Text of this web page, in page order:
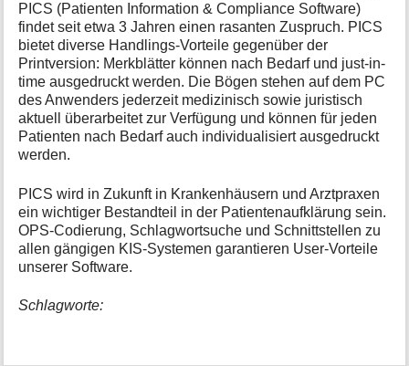
PICS (Patienten Information & Compliance Software)
findet seit etwa 3 Jahren einen rasanten Zuspruch. PICS
bietet diverse Handlings-Vorteile gegenüber der
Printversion: Merkblätter können nach Bedarf und just-in-
time ausgedruckt werden. Die Bögen stehen auf dem PC
des Anwenders jederzeit medizinisch sowie juristisch
aktuell überarbeitet zur Verfügung und können für jeden
Patienten nach Bedarf auch individualisiert ausgedruckt
werden.
PICS wird in Zukunft in Krankenhäusern und Arztpraxen
ein wichtiger Bestandteil in der Patientenaufklärung sein.
OPS-Codierung, Schlagwortsuche und Schnittstellen zu
allen gängigen KIS-Systemen garantieren User-Vorteile
unserer Software.
Schlagworte: